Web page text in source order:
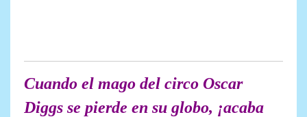
Cuando el mago del circo Oscar
Diggs se pierde en su globo, ¡acaba